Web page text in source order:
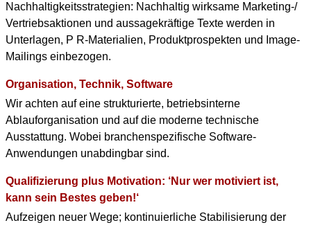
Nachhaltigkeitsstrategien: Nachhaltig wirksame Marketing-/
Vertriebsaktionen und aussagekräftige Texte werden in
Unterlagen, P R-Materialien, Produktprospekten und Image-
Mailings einbezogen.
Organisation, Technik, Software
Wir achten auf eine strukturierte, betriebsinterne
Ablauforganisation und auf die moderne technische
Ausstattung. Wobei branchenspezifische Software-
Anwendungen unabdingbar sind.
Qualifizierung plus Motivation: ‘Nur wer motiviert ist,
kann sein Bestes geben!‘
Aufzeigen neuer Wege; kontinuierliche Stabilisierung der